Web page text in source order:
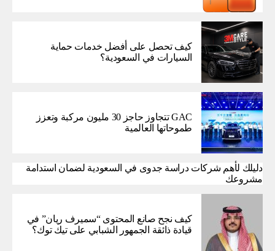
كيف تحصل على أفضل خدمات حماية
السيارات في السعودية؟
GAC تتجاوز حاجز 30 مليون مركبة وتعزز
طموحاتها العالمية
دليلك لأهم شركات دراسة جدوى في السعودية لضمان استدامة
مشروعك
كيف نجح صانع المحتوى “سميرف ريان” في
قيادة ذائقة الجمهور الشبابي على تيك توك؟